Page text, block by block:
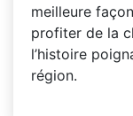
meilleure
profiter de la
l’histoire
région.